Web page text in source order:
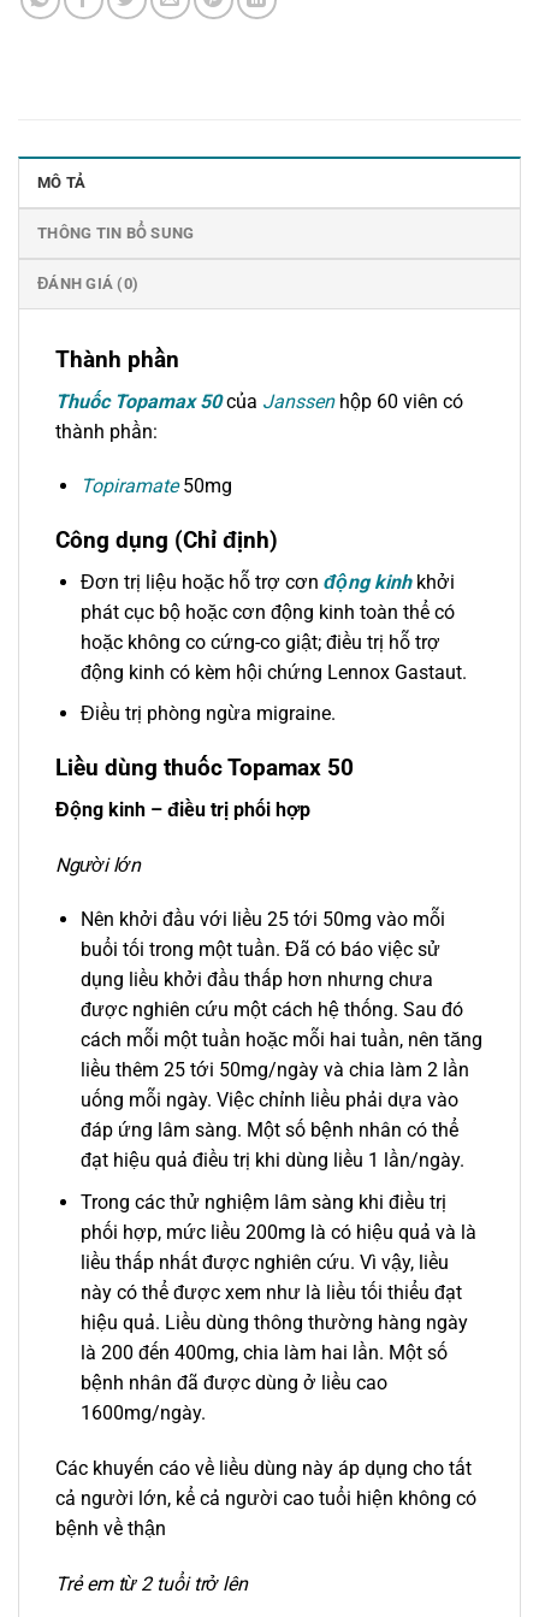
MÔ TẢ
THÔNG TIN BỔ SUNG
ĐÁNH GIÁ (0)
Thành phần
Thuốc Topamax 50của Janssenhộp 60 viên có
thành phần:
Topiramate50mg
Công dụng (Chỉ định)
Đơn trị liệu hoặc hỗ trợ cơn động kinhkhởi
phát cục bộ hoặc cơn động kinh toàn thể có
hoặc không co cứng-co giật; điều trị hỗ trợ
động kinh có kèm hội chứng Lennox Gastaut.
Điều trị phòng ngừa migraine.
Liều dùng thuốc Topamax 50
Động kinh – điều trị phối hợp
Người lớn
Nên khởi đầu với liều 25 tới 50mg vào mỗi
buổi tối trong một tuần. Đã có báo việc sử
dụng liều khởi đầu thấp hơn nhưng chưa
được nghiên cứu một cách hệ thống. Sau đó
cách mỗi một tuần hoặc mỗi hai tuần, nên tăng
liều thêm 25 tới 50mg/ngày và chia làm 2 lần
uống mỗi ngày. Việc chỉnh liều phải dựa vào
đáp ứng lâm sàng. Một số bệnh nhân có thể
đạt hiệu quả điều trị khi dùng liều 1 lần/ngày.
Trong các thử nghiệm lâm sàng khi điều trị
phối hợp, mức liều 200mg là có hiệu quả và là
liều thấp nhất được nghiên cứu. Vì vậy, liều
này có thể được xem như là liều tối thiểu đạt
hiệu quả. Liều dùng thông thường hàng ngày
là 200 đến 400mg, chia làm hai lần. Một số
bệnh nhân đã được dùng ở liều cao
1600mg/ngày.
Các khuyến cáo về liều dùng này áp dụng cho tất
cả người lớn, kể cả người cao tuổi hiện không có
bệnh về thận
Trẻ em từ 2 tuổi trở lên